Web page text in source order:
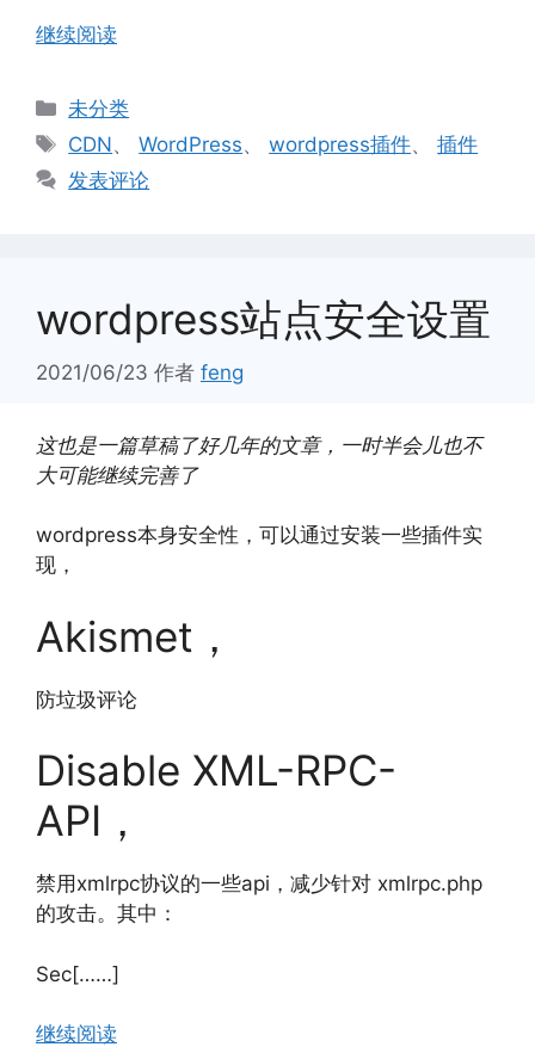
继续阅读
分
类
未分类
标
签
CDN、WordPress、wordpress插件、插件
发表评论
wordpress站点安全设置
2021/06/23 作者 feng
这也是一篇草稿了好几年的文章，一时半会儿也不
大可能继续完善了
wordpress本身安全性，可以通过安装一些插件实
现，
Akismet，
防垃圾评论
Disable XML-RPC-
API，
禁用xmlrpc协议的一些api，减少针对 xmlrpc.php
的攻击。其中：
Sec[……]
继续阅读